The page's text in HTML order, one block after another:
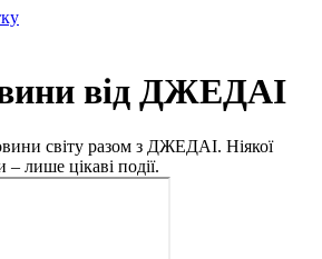
від ДЖЕДАІ
світу разом з ДЖЕДАІ. Ніякої
лише цікаві події.